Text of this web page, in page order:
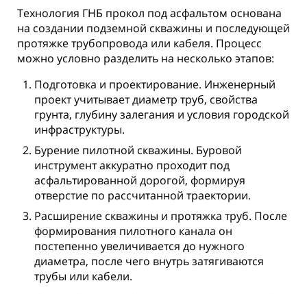
Технология ГНБ прокол под асфальтом основана
на создании подземной скважины и последующей
протяжке трубопровода или кабеля. Процесс
можно условно разделить на несколько этапов:
Подготовка и проектирование. Инженерный
проект учитывает диаметр труб, свойства
грунта, глубину залегания и условия городской
инфраструктуры.
Бурение пилотной скважины. Буровой
инструмент аккуратно проходит под
асфальтированной дорогой, формируя
отверстие по рассчитанной траектории.
Расширение скважины и протяжка труб. После
формирования пилотного канала он
постепенно увеличивается до нужного
диаметра, после чего внутрь затягиваются
трубы или кабели.